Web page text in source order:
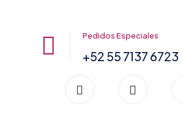
Pedidos Especiales
+52 55 7137 6723